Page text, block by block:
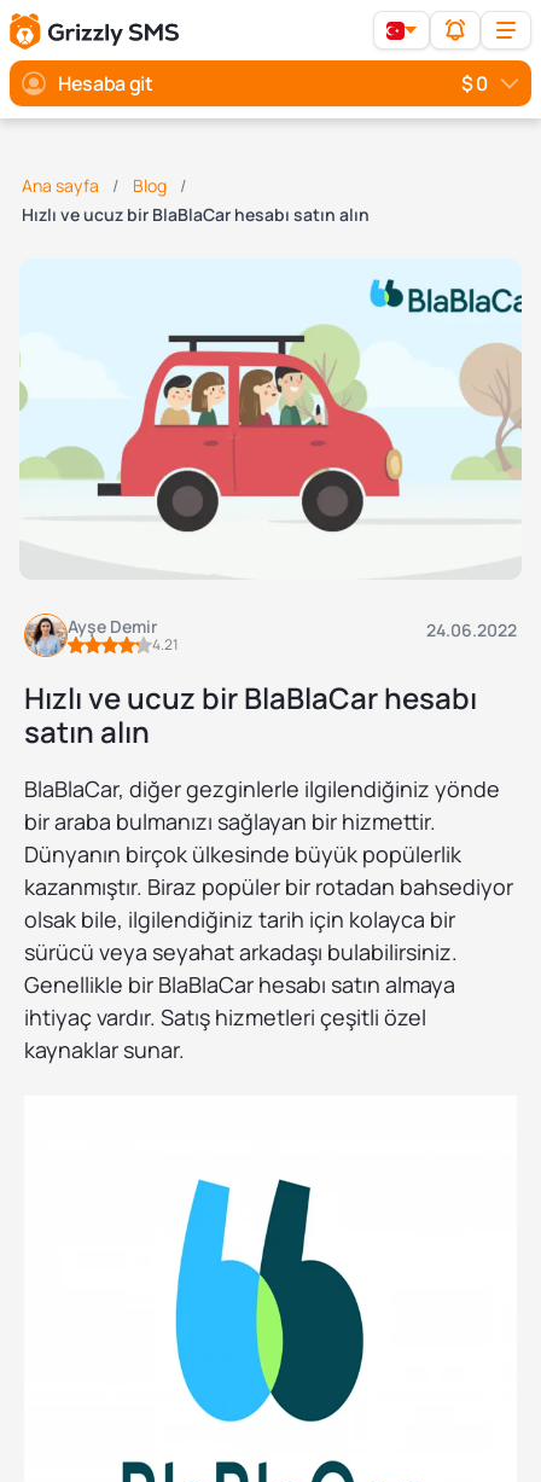
Hesaba git $ 0
Ana sayfa
Blog
Hızlı ve ucuz bir BlaBlaCar hesabı satın alın
Ayşe Demir
4.21
24.06.2022
Hızlı ve ucuz bir BlaBlaCar hesabı
satın alın
BlaBlaCar, diğer gezginlerle ilgilendiğiniz yönde
bir araba bulmanızı sağlayan bir hizmettir.
Dünyanın birçok ülkesinde büyük popülerlik
kazanmıştır. Biraz popüler bir rotadan bahsediyor
olsak bile, ilgilendiğiniz tarih için kolayca bir
sürücü veya seyahat arkadaşı bulabilirsiniz.
Genellikle bir BlaBlaCar hesabı satın almaya
ihtiyaç vardır. Satış hizmetleri çeşitli özel
kaynaklar sunar.